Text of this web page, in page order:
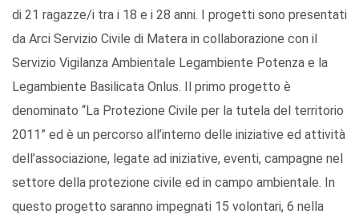
di 21 ragazze/i tra i 18 e i 28 anni. I progetti sono presentati
da Arci Servizio Civile di Matera in collaborazione con il
Servizio Vigilanza Ambientale Legambiente Potenza e la
Legambiente Basilicata Onlus. Il primo progetto è
denominato “La Protezione Civile per la tutela del territorio
2011” ed è un percorso all’interno delle iniziative ed attività
dell’associazione, legate ad iniziative, eventi, campagne nel
settore della protezione civile ed in campo ambientale. In
questo progetto saranno impegnati 15 volontari, 6 nella